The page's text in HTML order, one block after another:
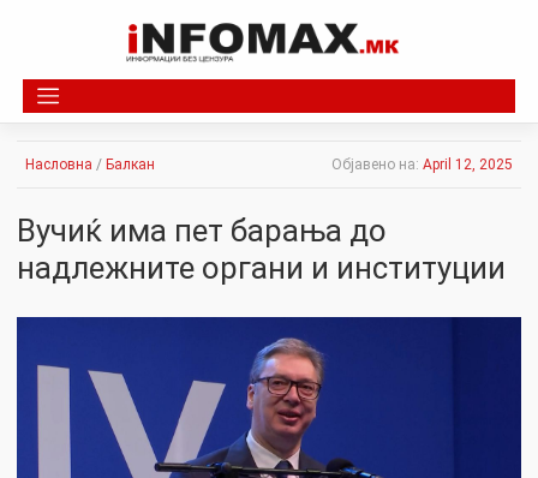
Насловна / Балкан Објавено на: April 12, 2025
Вучиќ има пет барања до
надлежните органи и институции